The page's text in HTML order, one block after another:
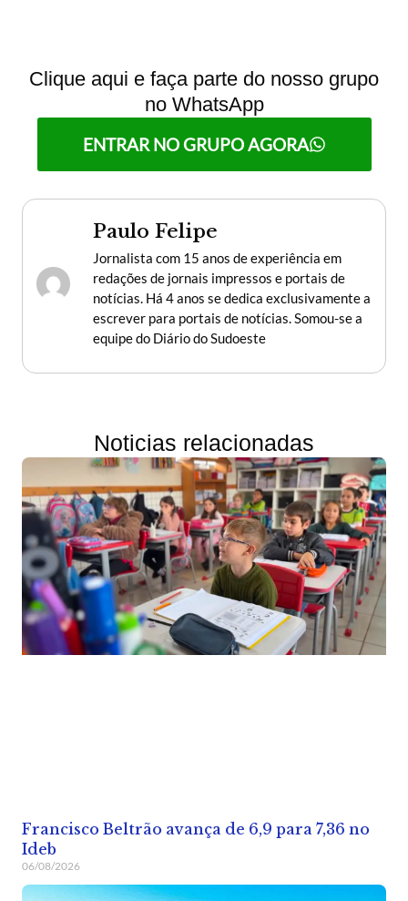
Clique aqui e faça parte do nosso grupo
no WhatsApp
ENTRAR NO GRUPO AGORA
Paulo Felipe
Jornalista com 15 anos de experiência em
redações de jornais impressos e portais de
notícias. Há 4 anos se dedica exclusivamente a
escrever para portais de notícias. Somou-se a
equipe do Diário do Sudoeste
Noticias relacionadas
Francisco Beltrão avança de 6,9 para 7,36 no
Ideb
06/08/2026